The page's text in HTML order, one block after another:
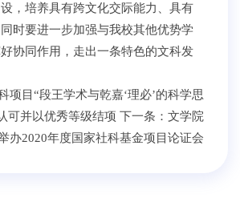
，培养具有跨文化交际能力、具有
时要进一步加强与我校其他优势学
协同作用，走出一条特色的文科发
项目“段王学术与乾嘉‘理必’的科学思
可并以优秀等级结项 下一条： 文学院
办2020年度国家社科基金项目论证会